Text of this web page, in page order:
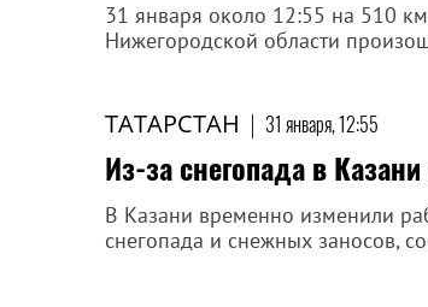
31 января около 12:55 на 510
Нижегородской области
ТАТАРСТАН | 31 января, 12:55
Из-за снегопада в
В Казани временно изменили
снегопада и снежных заносов,